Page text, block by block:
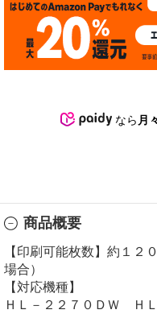
なら 月
商品概要
【印刷可能枚数】約１２
場合）
【対応機種】
ＨＬ－２２７０ＤＷ Ｈ